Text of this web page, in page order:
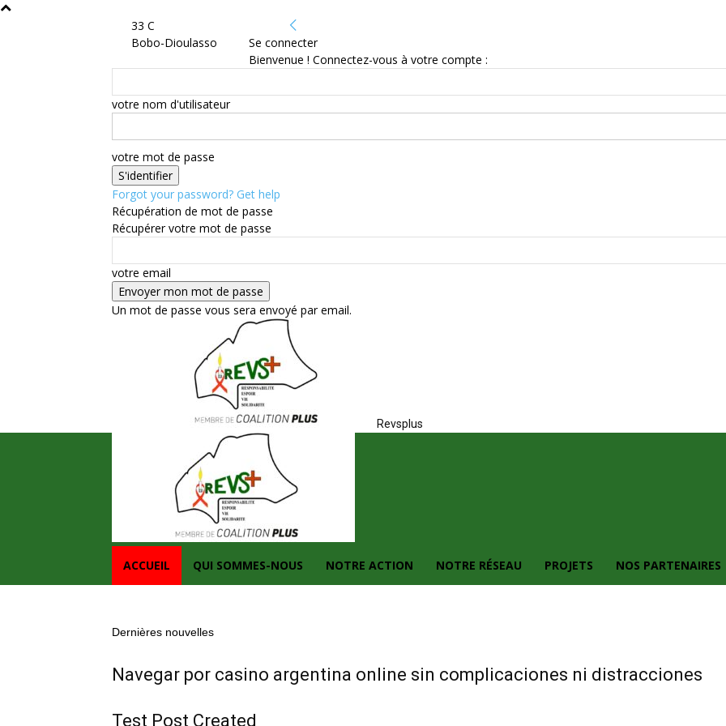
33 C
Bobo-Dioulasso
Se connecter
Bienvenue ! Connectez-vous à votre compte :
votre nom d'utilisateur
votre mot de passe
Forgot your password? Get help
Récupération de mot de passe
Récupérer votre mot de passe
votre email
Un mot de passe vous sera envoyé par email.
Revsplus
ACCUEIL QUI SOMMES-NOUS NOTRE ACTION NOTRE RÉSEAU PROJETS NOS PARTENAIRES
Dernières nouvelles
Navegar por casino argentina online sin complicaciones ni distracciones
Test Post Created